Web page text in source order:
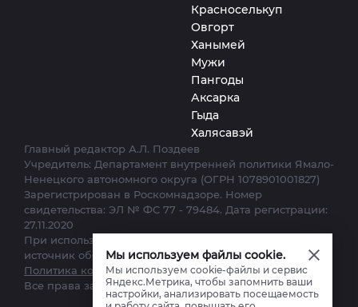
Мы используем файлы cookie.
Мы используем cookie-файлы и сервис
Яндекс.Метрика, чтобы запомнить ваши
настройки, анализировать посещаемость
Красноселькуп
Овгорт
Ханымей
Мужи
Пангоды
Аксарка
Гыда
Халясавэй
Главный редактор А.Л. Поздеев
Учредитель: Департамент внутренней политики Ямало-
Ненецкого автономного округа (ОГРН 1078901001827)
Зарегистрирован в Роскомнадзоре. Номер
свидетельства: ЭЛ № ФС 77 - 79484. Дата регистрации:
27.11.2020
При использовании материалов сайта ссылка на
источник обязательна.
Политика конфиденциальности.
Все права защищены. © 2012–2025